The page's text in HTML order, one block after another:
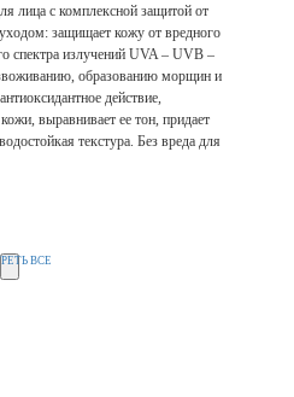
лица с комплексной защитой от
защищает кожу от вредного
спектра излучений UVA – UVB –
образованию морщин и
действие,
выравнивает ее тон, придает
текстура. Без вреда для
ВСЕ